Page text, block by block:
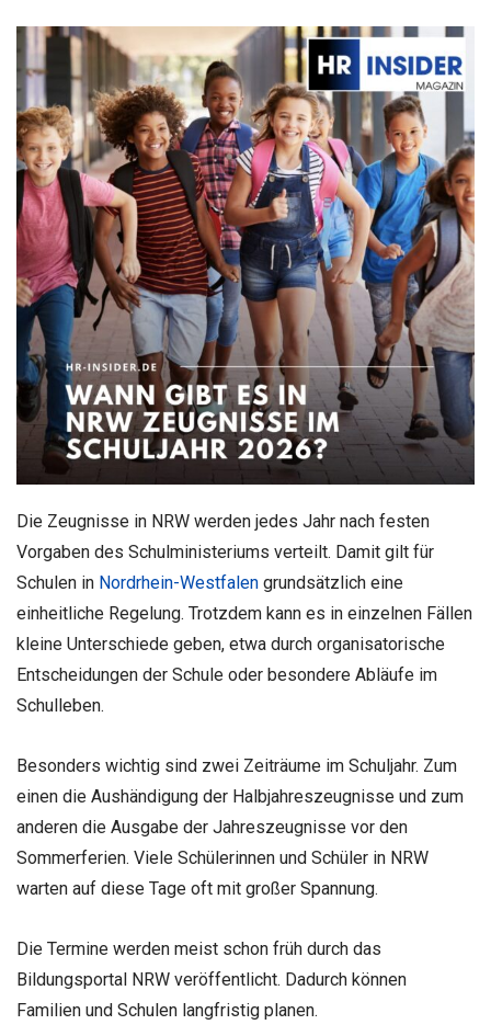
Die Zeugnisse in NRW werden jedes Jahr nach festen
Vorgaben des Schulministeriums verteilt. Damit gilt für
Schulen in Nordrhein-Westfalen grundsätzlich eine
einheitliche Regelung. Trotzdem kann es in einzelnen Fällen
kleine Unterschiede geben, etwa durch organisatorische
Entscheidungen der Schule oder besondere Abläufe im
Schulleben.
Besonders wichtig sind zwei Zeiträume im Schuljahr. Zum
einen die Aushändigung der Halbjahreszeugnisse und zum
anderen die Ausgabe der Jahreszeugnisse vor den
Sommerferien. Viele Schülerinnen und Schüler in NRW
warten auf diese Tage oft mit großer Spannung.
Die Termine werden meist schon früh durch das
Bildungsportal NRW veröffentlicht. Dadurch können
Familien und Schulen langfristig planen.